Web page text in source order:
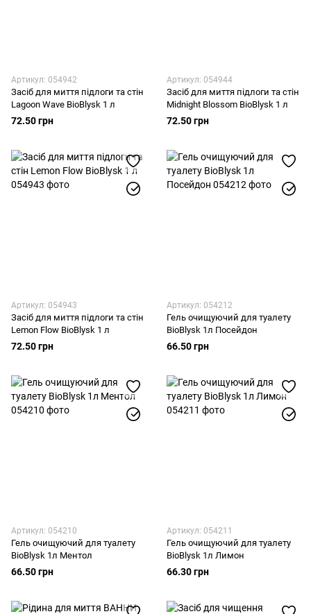
Артикул: 054942
Засіб для миття підлоги та стін
Lagoon Wave BioBlysk 1 л
72.50 грн
Артикул: 054944
Засіб для миття підлоги та стін
Midnight Blossom BioBlysk 1 л
72.50 грн
Артикул: 054943
Засіб для миття підлоги та стін
Lemon Flow BioBlysk 1 л
72.50 грн
Артикул: 054212
Гель очищуючий для туалету
BioBlysk 1л Посейдон
66.50 грн
Артикул: 054210
Гель очищуючий для туалету
BioBlysk 1л Ментол
66.50 грн
Артикул: 054211
Гель очищуючий для туалету
BioBlysk 1л Лимон
66.30 грн